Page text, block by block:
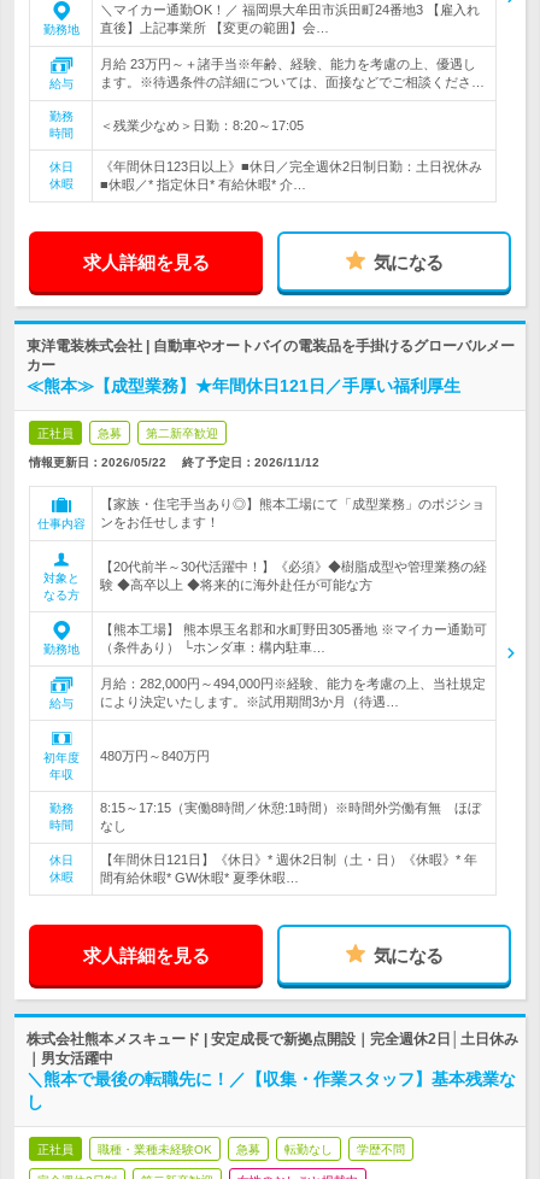
勤務地
＼マイカー通勤OK！／ 福岡県大牟田市浜田町24番地3 【雇入れ
直後】上記事業所 【変更の範囲】会…
給与
月給 23万円～＋諸手当※年齢、経験、能力を考慮の上、優遇し
ます。※待遇条件の詳細については、面接などでご相談くださ…
勤務
時間
＜残業少なめ＞日勤：8:20～17:05
休日
休暇
《年間休日123日以上》■休日／完全週休2日制日勤：土日祝休み
■休暇／* 指定休日* 有給休暇* 介…
求人詳細を見る 気になる
東洋電装株式会社 | 自動車やオートバイの電装品を手掛けるグローバルメー
カー
≪熊本≫【成型業務】★年間休日121日／手厚い福利厚生
正社員 急募 第二新卒歓迎
情報更新日：2026/05/22 終了予定日： 2026/11/12
仕事内容
【家族・住宅手当あり◎】熊本工場にて「成型業務」のポジショ
ンをお任せします！
対象と
なる方
【20代前半～30代活躍中！】《必須》◆樹脂成型や管理業務の経
験 ◆高卒以上 ◆将来的に海外赴任が可能な方
勤務地
【熊本工場】 熊本県玉名郡和水町野田305番地 ※マイカー通勤可
（条件あり） └ホンダ車：構内駐車…
給与
月給：282,000円～494,000円※経験、能力を考慮の上、当社規定
により決定いたします。※試用期間3か月（待遇…
初年度
年収
480万円～840万円
勤務
時間
8:15～17:15（実働8時間／休憩:1時間）※時間外労働有無 ほぼ
なし
休日
休暇
【年間休日121日】《休日》* 週休2日制（土・日）《休暇》* 年
間有給休暇* GW休暇* 夏季休暇…
求人詳細を見る 気になる
株式会社熊本メスキュード | 安定成長で新拠点開設｜完全週休2日│土日休み
｜男女活躍中
＼熊本で最後の転職先に！／【収集・作業スタッフ】基本残業な
し
正社員 職種・業種未経験OK 急募 転勤なし 学歴不問